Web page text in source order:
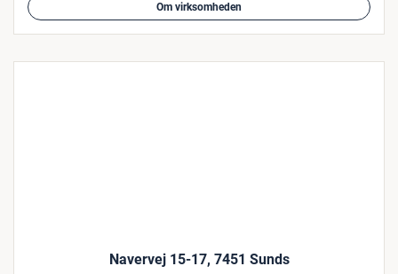
Om virksomheden
Navervej 15-17, 7451 Sunds